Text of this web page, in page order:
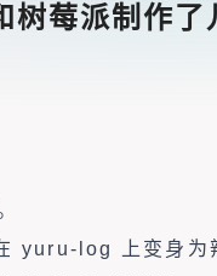
莓派制作
yuru-log 上变身为